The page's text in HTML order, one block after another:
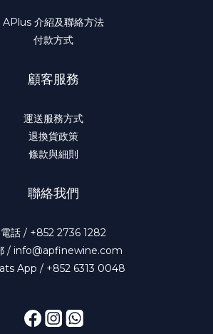
APlus 介紹及聯絡方法
付款方式
顧客服務
運送服務方式
退換貨政策
條款與細則
聯絡我們
電話 / +852 2736 1282
/ info@apfinewine.com
App / +852 6313 0048